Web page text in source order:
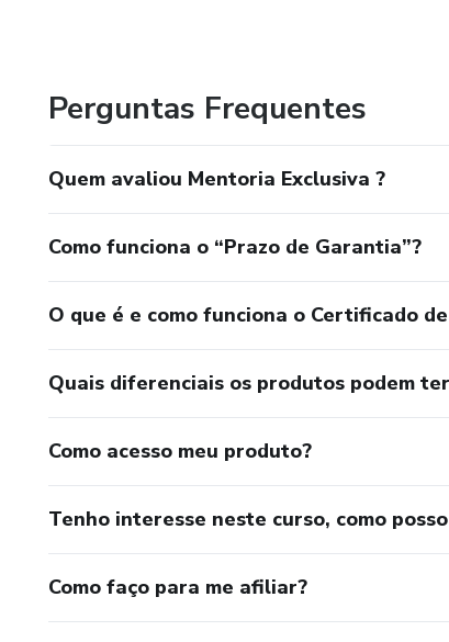
Perguntas Frequentes
Quem avaliou Mentoria Exclusiva ?
Como funciona o “Prazo de Garantia”?
O que é e como funciona o Certificado
Quais diferenciais os produtos podem
Como acesso meu produto?
Tenho interesse neste curso, como
Como faço para me afiliar?